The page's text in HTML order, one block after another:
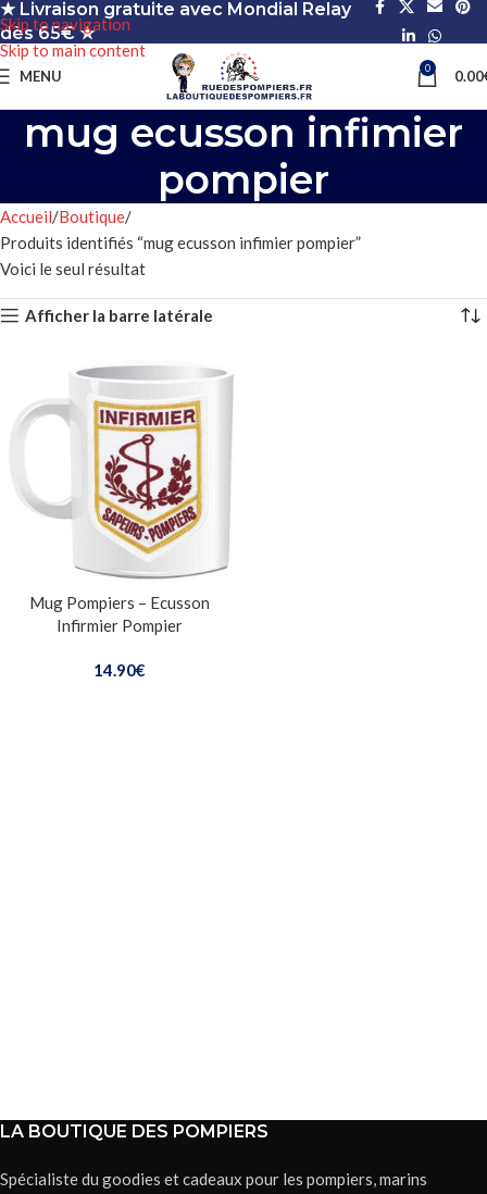
Skip to navigation
Skip to main content
★ Livraison gratuite avec Mondial Relay
dès 65€ ★
MENU 0 0.00
mug ecusson infimier
pompier
Accueil Boutique
Produits identifiés “mug ecusson infimier pompier”
Voici le seul résultat
Afficher la barre latérale
Mug Pompiers – Ecusson
Infirmier Pompier
14.90€
LA BOUTIQUE DES POMPIERS
Spécialiste du goodies et cadeaux pour les pompiers, marins